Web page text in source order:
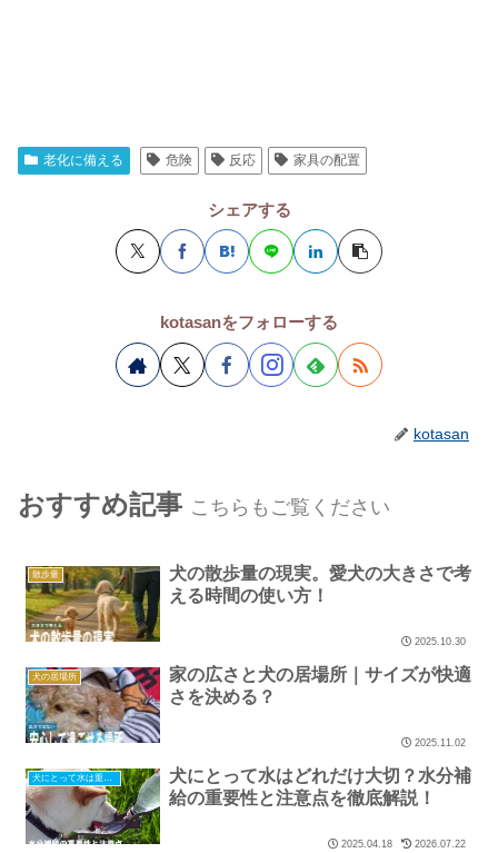
老化に備える 危険 反応 家具の配置
シェアする
kotasanをフォローする
kotasan
おすすめ記事 こちらもご覧ください
散歩量
犬の散歩量の現実。愛犬の大きさで考
える時間の使い方！
2025.10.30
犬の居場所
家の広さと犬の居場所｜サイズが快適
さを決める？
2025.11.02
犬にとって水は重要です
犬にとって水はどれだけ大切？水分補
給の重要性と注意点を徹底解説！
2025.04.18 2026.07.22